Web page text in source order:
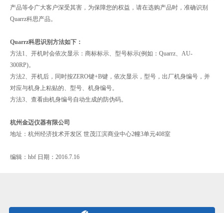
产品等令广大客户深受其害，为保障您的权益，请在选购产品时，准确识别
Quarrz科思产品。
Quarrz科思识别方法如下：
方法1、开机时会依次显示：商标标示、型号标示(例如：Quarrz、AU-
300RP)。
方法2、开机后，同时按ZERO键+B键，依次显示，型号，出厂机身编号，并
对应与机身上粘贴的、型号、机身编号。
方法3、查看由机身编号自动生成的防伪码。
杭州金迈仪器有限公司
地址：杭州经济技术开发区 世茂江滨商业中心2幢3单元408室
编辑：hbf 日期：2016.7.16